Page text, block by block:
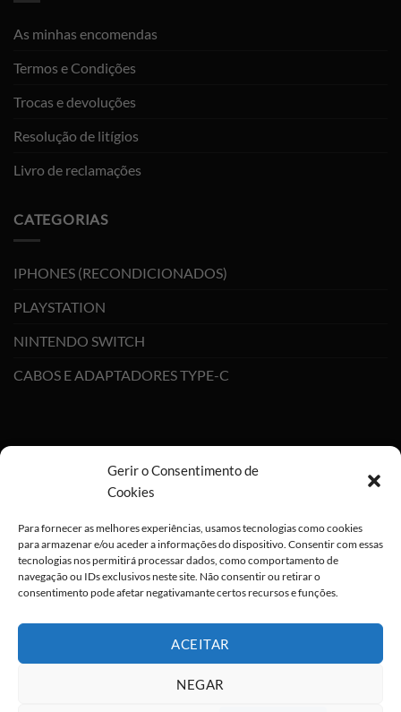
ESTÁ PARA
CHEGAR ;) !
Deixa-nos os teus dados para que
×
Gerir o Consentimento de
Cookies
Para fornecer as melhores experiências, usamos tecnologias como cookies
para armazenar e/ou aceder a informações do dispositivo. Consentir com essas
tecnologias nos permitirá processar dados, como comportamento de
navegação ou IDs exclusivos neste site. Não consentir ou retirar o
consentimento pode afetar negativamante certos recursos e funções.
ACEITAR
NEGAR
As minhas encomendas
Termos e Condições
Trocas e devoluções
Resolução de litígios
Livro de reclamações
CATEGORIAS
IPHONES (RECONDICIONADOS)
PLAYSTATION
NINTENDO SWITCH
CABOS E ADAPTADORES TYPE-C